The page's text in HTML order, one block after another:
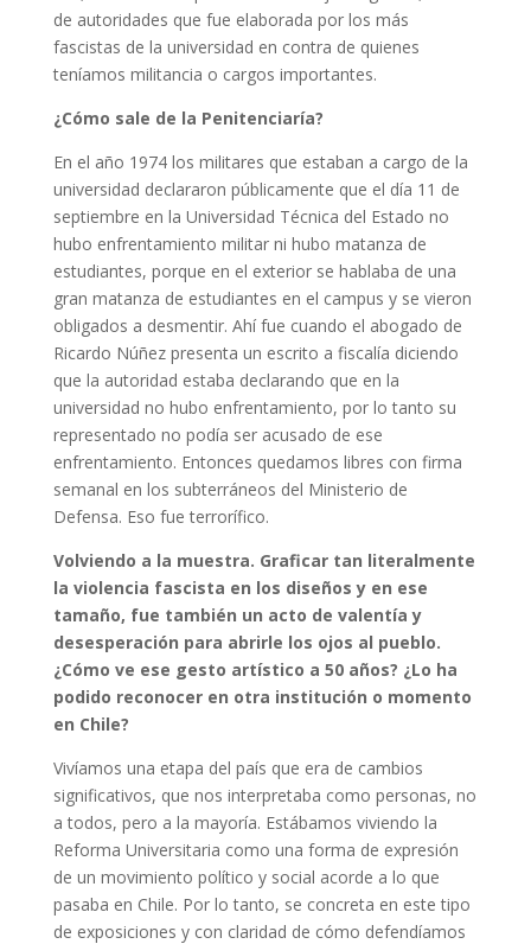
de autoridades que fue elaborada por los más
fascistas de la universidad en contra de quienes
teníamos militancia o cargos importantes.
¿Cómo sale de la Penitenciaría?
En el año 1974 los militares que estaban a cargo de la
universidad declararon públicamente que el día 11 de
septiembre en la Universidad Técnica del Estado no
hubo enfrentamiento militar ni hubo matanza de
estudiantes, porque en el exterior se hablaba de una
gran matanza de estudiantes en el campus y se vieron
obligados a desmentir. Ahí fue cuando el abogado de
Ricardo Núñez presenta un escrito a fiscalía diciendo
que la autoridad estaba declarando que en la
universidad no hubo enfrentamiento, por lo tanto su
representado no podía ser acusado de ese
enfrentamiento. Entonces quedamos libres con firma
semanal en los subterráneos del Ministerio de
Defensa. Eso fue terrorífico.
Volviendo a la muestra. Graficar tan literalmente
la violencia fascista en los diseños y en ese
tamaño, fue también un acto de valentía y
desesperación para abrirle los ojos al pueblo.
¿Cómo ve ese gesto artístico a 50 años? ¿Lo ha
podido reconocer en otra institución o momento
en Chile?
Vivíamos una etapa del país que era de cambios
significativos, que nos interpretaba como personas, no
a todos, pero a la mayoría. Estábamos viviendo la
Reforma Universitaria como una forma de expresión
de un movimiento político y social acorde a lo que
pasaba en Chile. Por lo tanto, se concreta en este tipo
de exposiciones y con claridad de cómo defendíamos